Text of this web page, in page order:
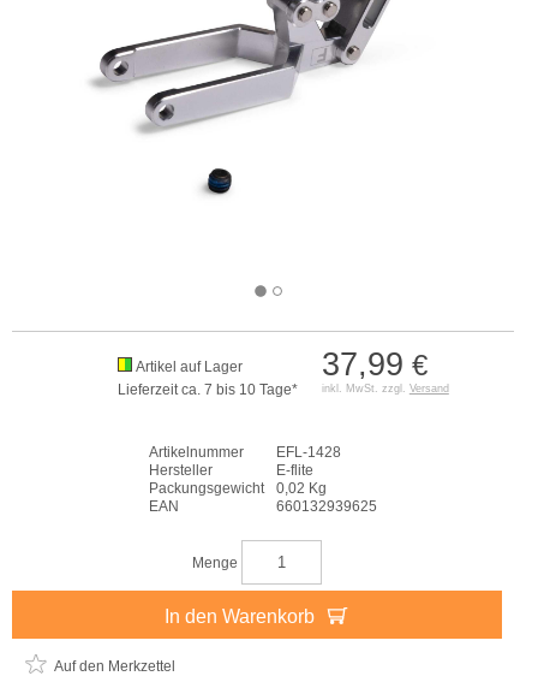
37,99 €
inkl. MwSt. zzgl. Versand
Artikel auf Lager
Lieferzeit ca. 7 bis 10 Tage*
Artikelnummer
EFL-1428
Hersteller
E-flite
Packungsgewicht
0,02 Kg
EAN
660132939625
Menge
In den Warenkorb
Auf den Merkzettel